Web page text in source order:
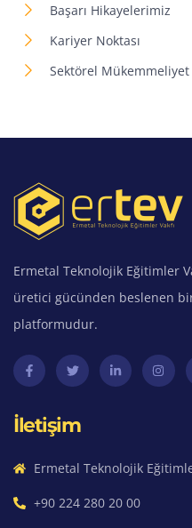
Başarı Hikayelerimiz
Kariyer Noktası
Sektörel
Ermetal Teknolojik Eğitimler
üretici gücünden beslenen
platformudur.
İletişim
Ermetal Teknolojik
+90 224 280 20 00